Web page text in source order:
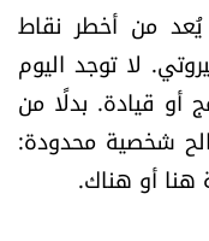
من أخطر نقاط
لا توجد اليوم
أو قيادة. بدلًا من
شخصية محدودة:
هنا أو هناك.